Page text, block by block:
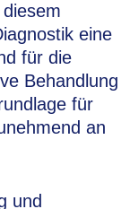
eine
für die
Behandlung
für
an
und